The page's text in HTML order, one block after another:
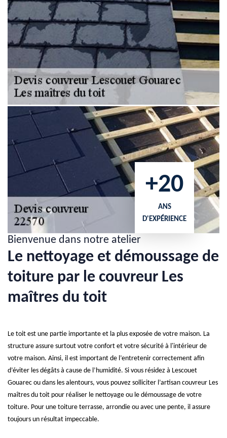
+20
ANS
D'EXPÉRIENCE
Bienvenue dans notre atelier
Le nettoyage et démoussage de
toiture par le couvreur Les
maîtres du toit
Le toit est une partie importante et la plus exposée de votre maison. La
structure assure surtout votre confort et votre sécurité à l'intérieur de
votre maison. Ainsi, il est important de l’entretenir correctement afin
d’éviter les dégâts à cause de l’humidité. Si vous résidez à Lescouet
Gouarec ou dans les alentours, vous pouvez solliciter l’artisan couvreur Les
maîtres du toit pour réaliser le nettoyage ou le démoussage de votre
toiture. Pour une toiture terrasse, arrondie ou avec une pente, il assure
toujours un résultat impeccable.